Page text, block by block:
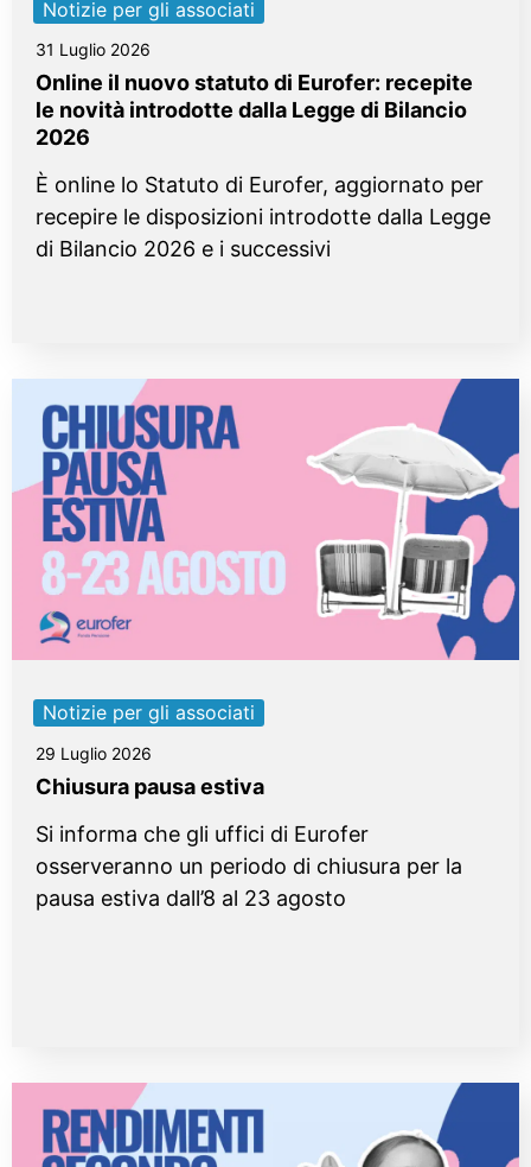
Notizie per gli associati
31 Luglio 2026
Online il nuovo statuto di Eurofer: recepite
le novità introdotte dalla Legge di Bilancio
2026
È online lo Statuto di Eurofer, aggiornato per
recepire le disposizioni introdotte dalla Legge
di Bilancio 2026 e i successivi
Notizie per gli associati
29 Luglio 2026
Chiusura pausa estiva
Si informa che gli uffici di Eurofer
osserveranno un periodo di chiusura per la
pausa estiva dall’8 al 23 agosto